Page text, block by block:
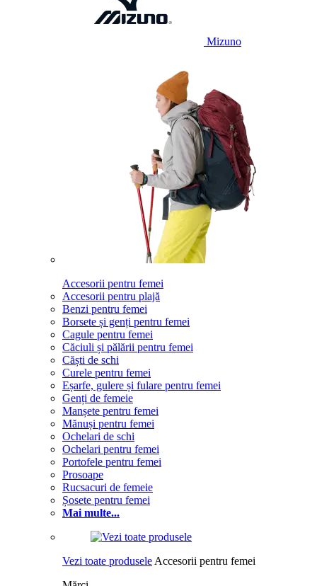
Mizuno
Accesorii pentru femei
Accesorii pentru plajă
Benzi pentru femei
Borsete și genți pentru femei
Cagule pentru femei
Căciuli și pălării pentru femei
Căști de schi
Curele pentru femei
Eșarfe, gulere și fulare pentru femei
Genți de femeie
Manșete pentru femei
Mănuși pentru femei
Ochelari de schi
Ochelari pentru femei
Portofele pentru femei
Prosoape
Rucsacuri de femeie
Șosete pentru femei
Mai multe...
Vezi toate produsele Accesorii pentru femei